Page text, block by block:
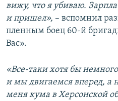
вижу, что я убиваю.
и пришел», – вспомнил
пленным боец 60-й
Вас».
«Все-таки хотя бы
и мы двигаемся вперед, а
меня кума в Херсонской